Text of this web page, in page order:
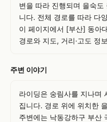
변을 따라 진행되며 을숙
니다. 전체 경로를 따라 다
이 페이지에서 [부산] 동아
경로와 지도, 거리·고도 정
주변 이야기
라이딩은 숭림사를 지나며
집니다. 경로 위에 위치한
주변에는 낙동강하구 부산